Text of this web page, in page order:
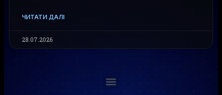
ЧИТАТИ ДАЛІ
28.07.2026